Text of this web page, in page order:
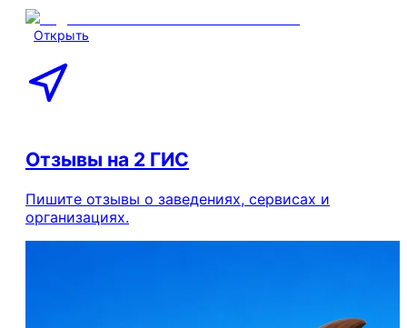
Открыть
Отзывы на 2 ГИС
Пишите отзывы о заведениях, сервисах и
организациях.